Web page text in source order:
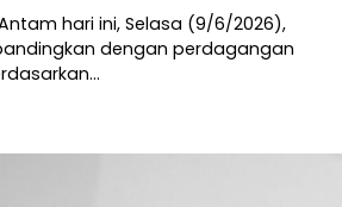
hari ini, Selasa (9/6/2026),
dengan perdagangan